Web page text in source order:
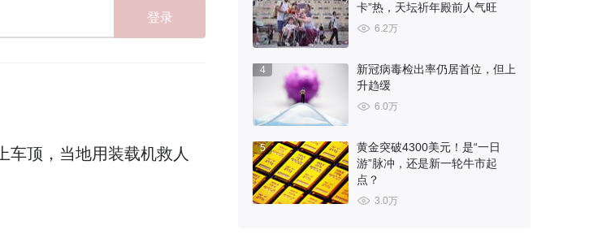
登录
车顶，当地用装载机救人
卡”热，天坛祈年殿前人气旺
6.2万
4
新冠病毒检出率仍居首位，但上
升趋缓
6.0万
5
黄金突破4300美元！是“一日
游”脉冲，还是新一轮牛市起
点？
3.0万